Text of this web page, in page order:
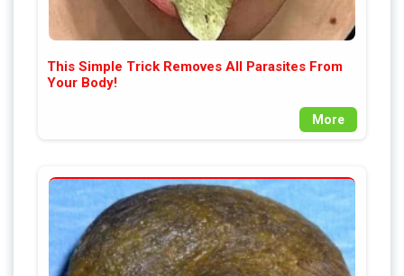
This Simple Trick Removes All Parasites From
Your Body!
More